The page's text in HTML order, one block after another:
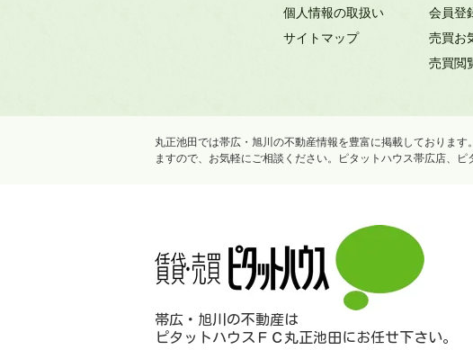
個人情報の取扱い
サイトマップ
会員登
売買お
売買閲
丸正池田では帯広・旭川の不動産情報を豊富に掲載しておりま
ますので、お気軽にご相談ください。ピタットハウス帯広店、
帯広・旭川の不動産は
ピタットハウスＦＣ丸正池田にお任せ下さい。